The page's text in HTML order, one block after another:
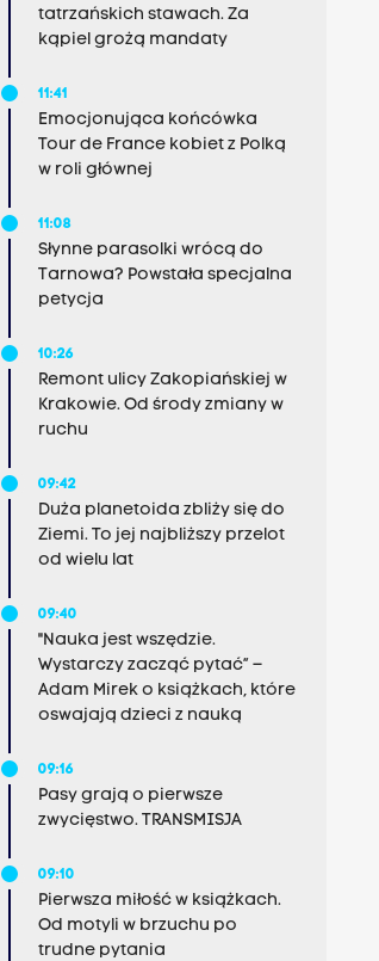
tatrzańskich stawach. Za
kąpiel grożą mandaty
11:41
Emocjonująca końcówka
Tour de France kobiet z Polką
w roli głównej
11:08
Słynne parasolki wrócą do
Tarnowa? Powstała specjalna
petycja
10:26
Remont ulicy Zakopiańskiej w
Krakowie. Od środy zmiany w
ruchu
09:42
Duża planetoida zbliży się do
Ziemi. To jej najbliższy przelot
od wielu lat
09:40
"Nauka jest wszędzie.
Wystarczy zacząć pytać” –
Adam Mirek o książkach, które
oswajają dzieci z nauką
09:16
Pasy grają o pierwsze
zwycięstwo. TRANSMISJA
09:10
Pierwsza miłość w książkach.
Od motyli w brzuchu po
trudne pytania